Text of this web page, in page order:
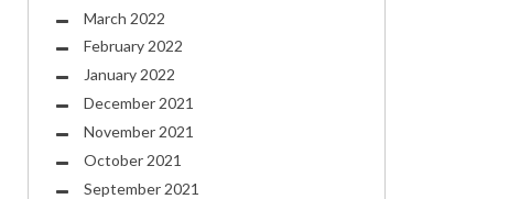
March 2022
February 2022
January 2022
December 2021
November 2021
October 2021
September 2021